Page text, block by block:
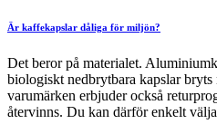
Är kaffekapslar dåliga för miljön?
Det beror på materialet.
biologiskt nedbrytbara kapslar
varumärken erbjuder också
återvinns. Du kan därför enkelt